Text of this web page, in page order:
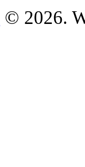
© 2026.